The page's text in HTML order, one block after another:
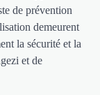
de prévention
demeurent
la sécurité et la
et de